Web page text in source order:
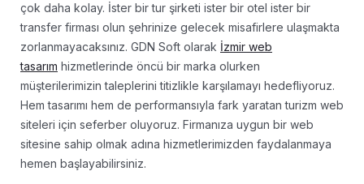
çok daha kolay. İster bir tur şirketi ister bir otel ister bir
transfer firması olun şehrinize gelecek misafirlere ulaşmakta
zorlanmayacaksınız. GDN Soft olarak İzmir web
tasarım hizmetlerinde öncü bir marka olurken
müşterilerimizin taleplerini titizlikle karşılamayı hedefliyoruz.
Hem tasarımı hem de performansıyla fark yaratan turizm web
siteleri için seferber oluyoruz. Firmanıza uygun bir web
sitesine sahip olmak adına hizmetlerimizden faydalanmaya
hemen başlayabilirsiniz.